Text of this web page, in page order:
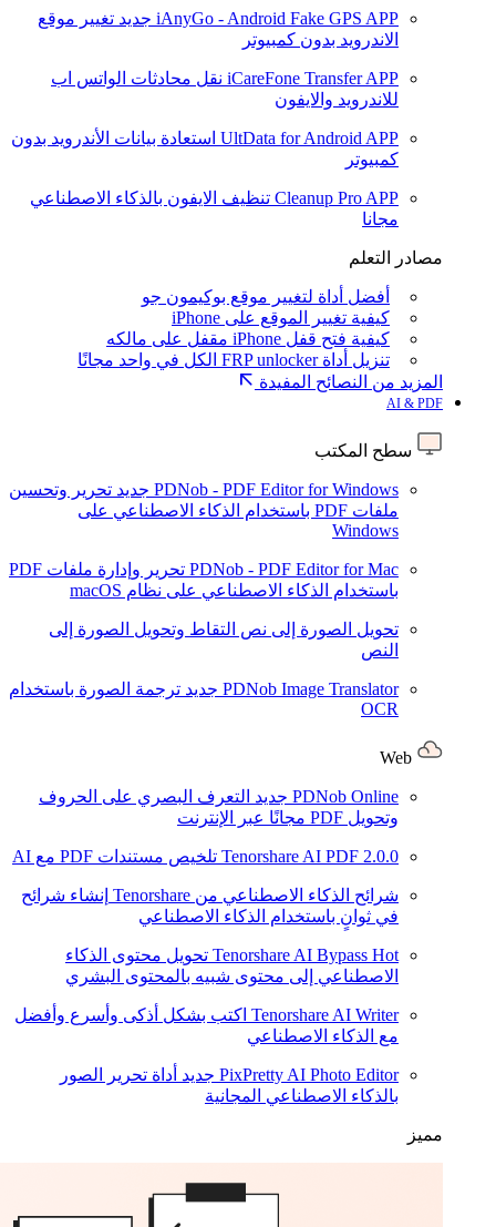
iAnyGo - Android Fake GPS APP جديد تغيير موقع
الاندرويد بدون كمبيوتر
iCareFone Transfer APP نقل محادثات الواتس اب
للاندرويد والايفون
UltData for Android APP استعادة بيانات الأندرويد بدون
كمبيوتر
Cleanup Pro APP تنظيف الايفون بالذكاء الاصطناعي
مجانا
مصادر التعلم
أفضل أداة لتغيير موقع بوكيمون جو
كيفية تغيير الموقع على iPhone
كيفية فتح قفل iPhone مقفل على مالكه
تنزيل أداة FRP unlocker الكل في واحد مجانًا
المزيد من النصائح المفيدة
AI & PDF
سطح المكتب
PDNob - PDF Editor for Windows جديد تحرير وتحسين
ملفات PDF باستخدام الذكاء الاصطناعي على
Windows
PDNob - PDF Editor for Mac
تحرير وإدارة ملفات PDF
باستخدام الذكاء الاصطناعي على نظام macOS
تحويل الصورة إلى نص التقاط وتحويل الصورة إلى
النص
PDNob Image Translator جديد ترجمة الصورة باستخدام
OCR
PDNob Online جديد التعرف البصري على الحروف
وتحويل PDF مجانًا عبر الإنترنت
Tenorshare AI PDF 2.0.0 تلخيص مستندات PDF مع AI
شرائح الذكاء الاصطناعي من Tenorshare
إنشاء شرائح
في ثوانٍ باستخدام الذكاء الاصطناعي
Tenorshare AI Bypass Hot
تحويل محتوى الذكاء
الاصطناعي إلى محتوى شبيه بالمحتوى البشري
Tenorshare AI Writer اكتب بشكل أذكى وأسرع وأفضل
مع الذكاء الاصطناعي
PixPretty AI Photo Editor جديد أداة تحرير الصور
بالذكاء الاصطناعي المجانية
مميز